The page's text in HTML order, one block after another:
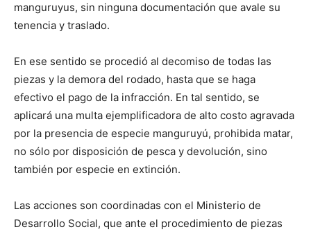
manguruyus, sin ninguna documentación que avale su
tenencia y traslado.
En ese sentido se procedió al decomiso de todas las
piezas y la demora del rodado, hasta que se haga
efectivo el pago de la infracción. En tal sentido, se
aplicará una multa ejemplificadora de alto costo agravada
por la presencia de especie manguruyú, prohibida matar,
no sólo por disposición de pesca y devolución, sino
también por especie en extinción.
Las acciones son coordinadas con el Ministerio de
Desarrollo Social, que ante el procedimiento de piezas